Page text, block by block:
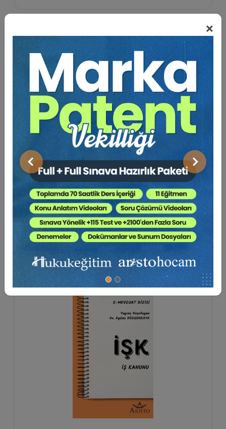
×
Önceki Sonraki
2021'i Şiirle Karşılamak
Prof. Dr. Erdener YURTCAN
ARMAĞANIMIZDIR
Sepete Ekle